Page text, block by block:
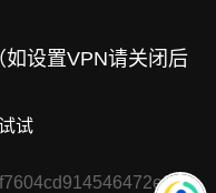
设置VPN请关闭后
试